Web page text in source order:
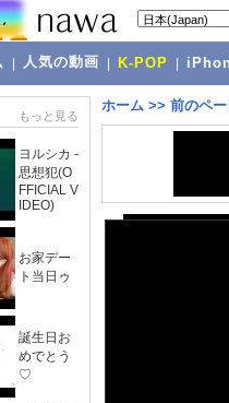
人気の動画 K-POP
もっと見る
ヨルシカ -
思想犯(O
FFICIAL V
IDEO)
お家デー
ト当日ゥ
誕生日お
めでとう
♡
ホーム >> 前のペ